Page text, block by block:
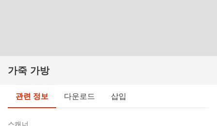
가죽 가방
관련 정보 다운로드 삽입
스캐너